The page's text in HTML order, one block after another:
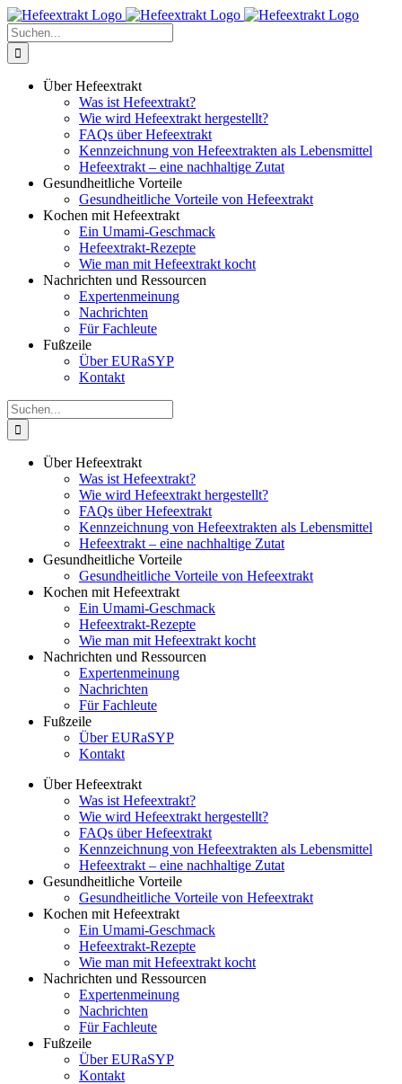
Zum
Inhalt
springen
Suche
nach:
Über Hefeextrakt
Was ist Hefeextrakt?
Wie wird Hefeextrakt hergestellt?
FAQs über Hefeextrakt
Kennzeichnung von Hefeextrakten als Lebensmittel
Hefeextrakt – eine nachhaltige Zutat
Gesundheitliche Vorteile
Gesundheitliche Vorteile von Hefeextrakt
Kochen mit Hefeextrakt
Ein Umami-Geschmack
Hefeextrakt-Rezepte
Wie man mit Hefeextrakt kocht
Nachrichten und Ressourcen
Expertenmeinung
Nachrichten
Für Fachleute
Fußzeile
Über EURaSYP
Kontakt
Suche
nach:
Über Hefeextrakt
Was ist Hefeextrakt?
Wie wird Hefeextrakt hergestellt?
FAQs über Hefeextrakt
Kennzeichnung von Hefeextrakten als Lebensmittel
Hefeextrakt – eine nachhaltige Zutat
Gesundheitliche Vorteile
Gesundheitliche Vorteile von Hefeextrakt
Kochen mit Hefeextrakt
Ein Umami-Geschmack
Hefeextrakt-Rezepte
Wie man mit Hefeextrakt kocht
Nachrichten und Ressourcen
Expertenmeinung
Nachrichten
Für Fachleute
Fußzeile
Über EURaSYP
Kontakt
Über Hefeextrakt
Was ist Hefeextrakt?
Wie wird Hefeextrakt hergestellt?
FAQs über Hefeextrakt
Kennzeichnung von Hefeextrakten als Lebensmittel
Hefeextrakt – eine nachhaltige Zutat
Gesundheitliche Vorteile
Gesundheitliche Vorteile von Hefeextrakt
Kochen mit Hefeextrakt
Ein Umami-Geschmack
Hefeextrakt-Rezepte
Wie man mit Hefeextrakt kocht
Nachrichten und Ressourcen
Expertenmeinung
Nachrichten
Für Fachleute
Fußzeile
Über EURaSYP
Kontakt